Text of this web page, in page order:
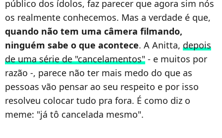
público dos ídolos, faz parecer que agora sim nós
os realmente conhecemos. Mas a verdade é que,
quando não tem uma câmera filmando,
ninguém sabe o que acontece. A Anitta, depois
de uma série de "cancelamentos" - e muitos por
razão -, parece não ter mais medo do que as
pessoas vão pensar ao seu respeito e por isso
resolveu colocar tudo pra fora. É como diz o
meme: "já tô cancelada mesmo".